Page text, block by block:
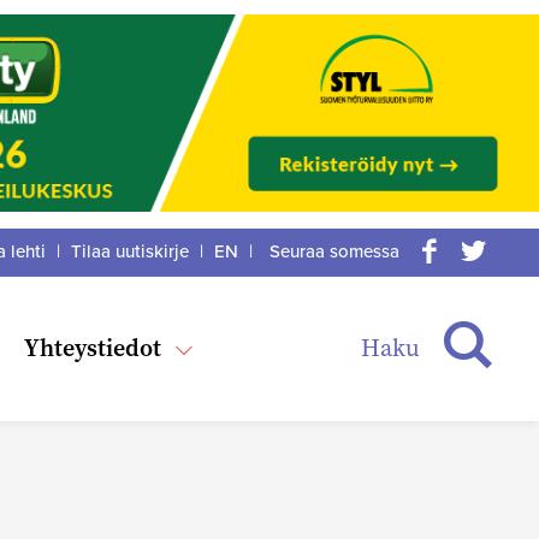
Yhteystiedot Haku
lehti | Tilaa uutiskirje | EN | Seuraa somessa